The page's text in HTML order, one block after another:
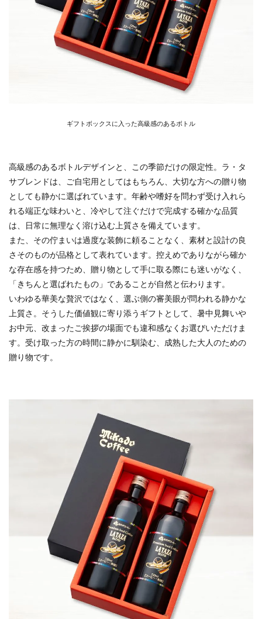
ギフトボックスに入った高級感のあるボトル
高級感のあるボトルデザインと、この季節だけの限定性。ラ・タ
サブレンドは、ご自宅用としてはもちろん、大切な方への贈り物
としても静かに選ばれています。年齢や嗜好を問わず受け入れら
れる端正な味わいと、冷やして注ぐだけで完成する確かな品質
は、日常に無理なく溶け込む上質さを備えています。
また、その佇まいは過度な装飾に頼ることなく、素材と設計の良
さそのものが品格として表れています。控えめでありながら確か
な存在感を持つため、贈り物として手に取る際にも迷いがなく、
「きちんと選ばれたもの」であることが自然と伝わります。
いわゆる華美な贅沢ではなく、選ぶ側の審美眼が問われる静かな
上質さ。そうした価値観に寄り添うギフトとして、暑中見舞いや
お中元、改まったご挨拶の場面でも違和感なくお選びいただけま
す。受け取った方の時間に静かに馴染む、成熟した大人のための
贈り物です。